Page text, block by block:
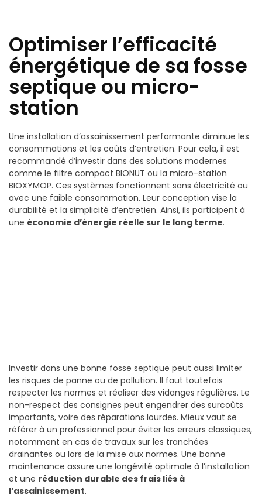
Optimiser l’efficacité
énergétique de sa fosse
septique ou micro-
station
Une installation d’assainissement performante diminue les
consommations et les coûts d’entretien. Pour cela, il est
recommandé d’investir dans des solutions modernes
comme le filtre compact BIONUT ou la micro-station
BIOXYMOP. Ces systèmes fonctionnent sans électricité ou
avec une faible consommation. Leur conception vise la
durabilité et la simplicité d’entretien. Ainsi, ils participent à
une économie d’énergie réelle sur le long terme.
Investir dans une bonne fosse septique peut aussi limiter
les risques de panne ou de pollution. Il faut toutefois
respecter les normes et réaliser des vidanges régulières. Le
non-respect des consignes peut engendrer des surcoûts
importants, voire des réparations lourdes. Mieux vaut se
référer à un professionnel pour éviter les erreurs classiques,
notamment en cas de travaux sur les tranchées
drainantes ou lors de la mise aux normes. Une bonne
maintenance assure une longévité optimale à l’installation
et une réduction durable des frais liés à
l’assainissement.